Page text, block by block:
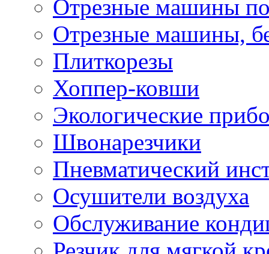
Отрезные машины
Отрезные машины,
Плиткорезы
Хоппер-ковши
Экологические
Швонарезчики
Пневматический
Осушители воздуха
Обслуживание